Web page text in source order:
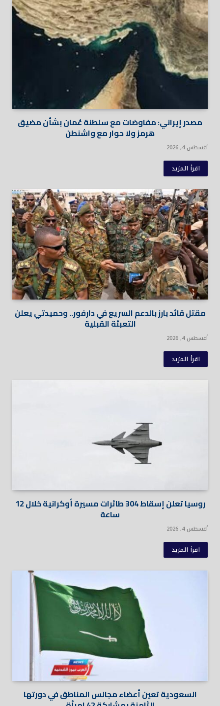
مصدر إيراني: مفاوضات مع سلطنة عُمان بشأن مضيق
هرمز ولا حوار مع واشنطن
أغسطس 4, 2026
اقرأ المزيد
مقتل قائد بارز بالدعم السريع في دارفور.. وحميدتي يعلن
التعبئة القبلية
أغسطس 4, 2026
اقرأ المزيد
روسيا تعلن إسقاط 304 طائرات مسيرة أوكرانية خلال 12
ساعة
أغسطس 4, 2026
اقرأ المزيد
السعودية تعين أعضاء مجالس المناطق في دورتها